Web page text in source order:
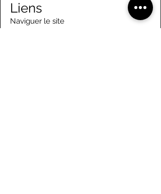
Liens
Naviguer le site